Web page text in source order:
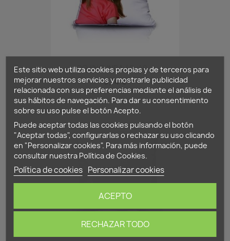
COJIN FUNDA 40x40...
3,14 €
Este sitio web utiliza cookies propias y de terceros para
mejorar nuestros servicios y mostrarle publicidad
relacionada con sus preferencias mediante el análisis de
sus hábitos de navegación. Para dar su consentimiento
sobre su uso pulse el botón Acepto.
Puede aceptar todas las cookies pulsando el botón
"Aceptar todas", configurarlas o rechazar su uso clicando
en "Personalizar cookies". Para más información, puede
consultar nuestra Política de Cookies.
Política de cookies Personalizar cookies
RECHAZAR TODO
ACEPTO